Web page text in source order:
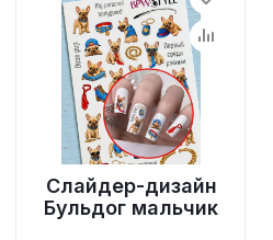
Слайдер-дизайн
Бульдог мальчик